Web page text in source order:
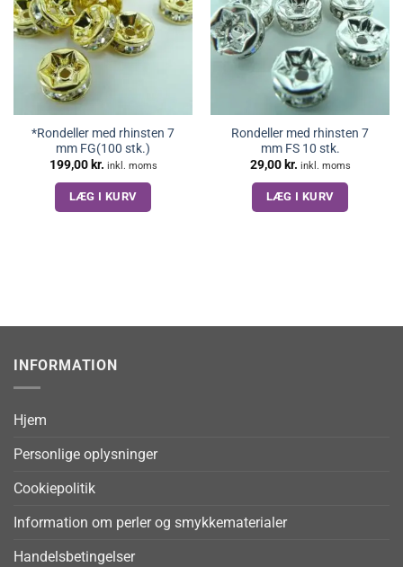
*Rondeller med rhinsten 7
mm FG(100 stk.)
199,00 kr. inkl. moms
LÆG I KURV
Rondeller med rhinsten 7
mm FS 10 stk.
29,00 kr. inkl. moms
LÆG I KURV
INFORMATION
Hjem
Personlige oplysninger
Cookiepolitik
Information om perler og smykkematerialer
Handelsbetingelser